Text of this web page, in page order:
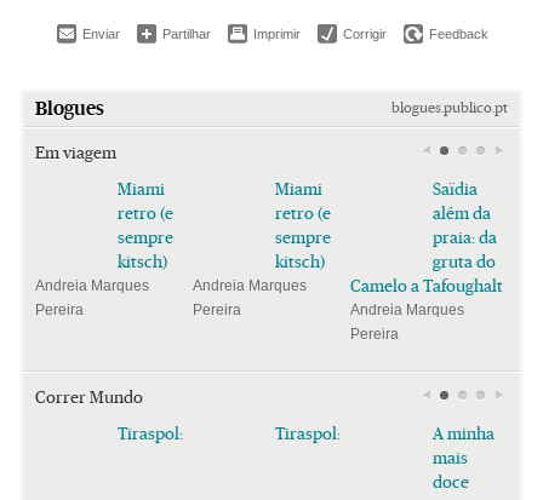
Enviar Partilhar Imprimir Corrigir Feedback
Blogues blogues.publico.pt
Em viagem
Miami
retro (e
sempre
kitsch)
Andreia Marques
Pereira
Miami
retro (e
sempre
kitsch)
Andreia Marques
Pereira
Saïdia
além da
praia: da
gruta do
Camelo a Tafoughalt
Andreia Marques
Pereira
Correr Mundo
Tiraspol:
Tiraspol:
A minha
mais
doce